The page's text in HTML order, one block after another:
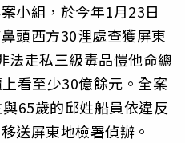
小組，於今年1月23日
頭西方30浬處查獲屏東
法走私三級毒品愷他命總
看至少30億餘元。全案
65歲的邱姓船員依違反
送屏東地檢署偵辦。